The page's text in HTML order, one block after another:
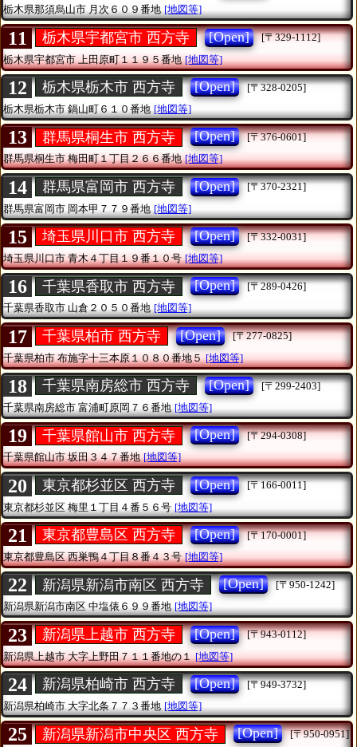
栃木県那須烏山市月次６０９番地 [地図等]
11 栃木県宇都宮市 西方寺 [Open]
[〒329-1112]
栃木県宇都宮市上田原町１１９５番地 [地図等]
12 栃木県栃木市 西方寺 [Open]
[〒328-0205]
栃木県栃木市 鍋山町６１０番地 [地図等]
13 群馬県桐生市 西方寺 [Open]
[〒376-0601]
群馬県桐生市梅田町１丁目２６６番地 [地図等]
14 群馬県富岡市 西方寺 [Open]
[〒370-2321]
群馬県富岡市 岡本甲７７９番地 [地図等]
15 埼玉県川口市 西方寺 [Open]
[〒332-0031]
埼玉県川口市青木４丁目１９番１０号 [地図等]
16 千葉県香取市 西方寺 [Open]
[〒289-0426]
千葉県香取市山倉２０５０番地 [地図等]
17 千葉県柏市 西方寺 [Open]
[〒277-0825]
千葉県柏市布施字十三本原１０８０番地５ [地図等]
18 千葉県南房総市 西方寺 [Open]
[〒299-2403]
千葉県南房総市 富浦町原岡７６番地 [地図等]
19 千葉県館山市 西方寺 [Open]
[〒294-0308]
千葉県館山市坂田３４７番地 [地図等]
20 東京都杉並区 西方寺 [Open]
[〒166-0011]
東京都杉並区 梅里１丁目４番５６号 [地図等]
21 東京都豊島区 西方寺 [Open]
[〒170-0001]
東京都豊島区西巣鴨４丁目８番４３号 [地図等]
22 新潟県新潟市南区 西方寺 [Open]
[〒950-1242]
新潟県新潟市南区中塩俵６９９番地 [地図等]
23 新潟県上越市 西方寺 [Open]
[〒943-0112]
新潟県上越市大字上野田７１１番地の１ [地図等]
24 新潟県柏崎市 西方寺 [Open]
[〒949-3732]
新潟県柏崎市 大字北条７７３番地 [地図等]
25 新潟県新潟市中央区 西方寺 [Open]
[〒950-0951]